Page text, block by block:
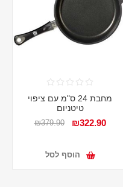
מחבת 24 ס"מ עם ציפוי
טיטניום
₪322.90
₪379.90
הוסף לסל